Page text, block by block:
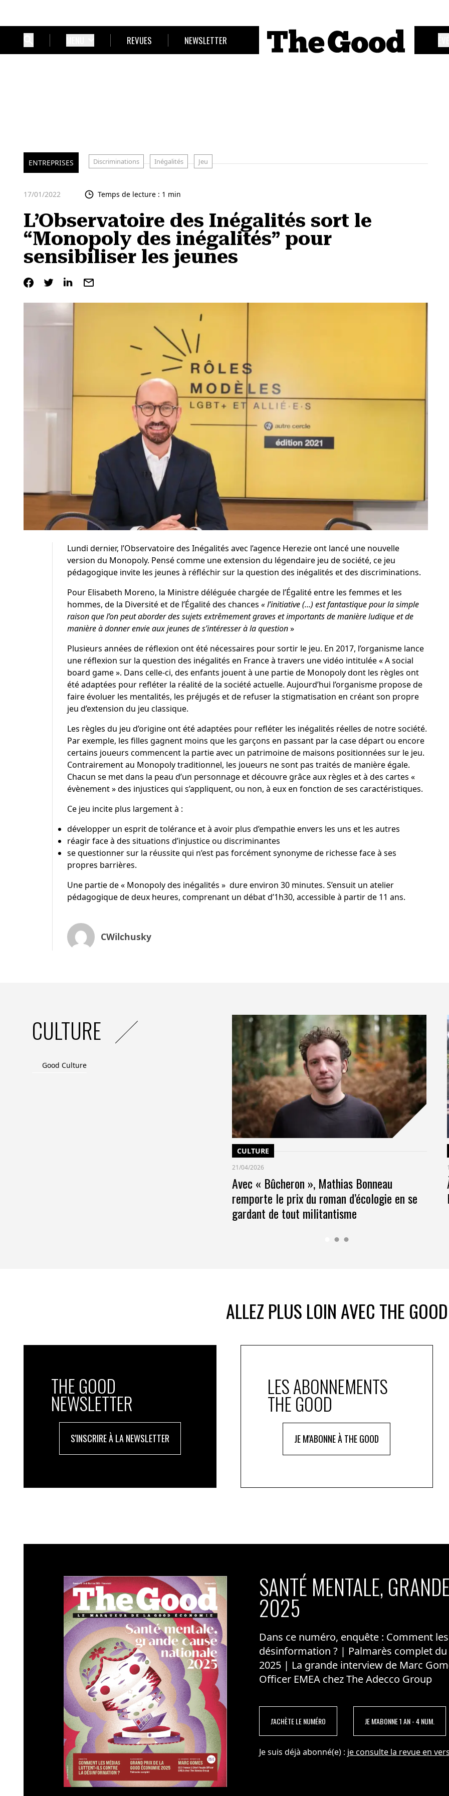
REVUES NEWSLETTER
ENTREPRISES Discriminations Inégalités Jeu
17/01/2022 Temps de lecture : 1 min
L’Observatoire des Inégalités sort le
“Monopoly des inégalités” pour
sensibiliser les jeunes
Lundi dernier, l’Observatoire des Inégalités avec l’agence Herezieont lancé une nouvelle
version du Monopoly. Pensé comme une extension du légendaire jeu de société, ce jeu
pédagogique invite les jeunes à réfléchir sur la question des inégalités et des discriminations.
Pour Elisabeth Moreno, la Ministre déléguée chargée de l’Égalité entre les femmes et les
hommes, de la Diversité et de l’Égalité des chances «l’initiative (…) est fantastique pour la simple
raison que l’on peut aborder des sujets extrêmement graves et importants de manière ludique et de
manière à donner envie aux jeunes de s’intéresser à la question»
Plusieurs années de réflexion ont été nécessaires pour sortir le jeu. En 2017, l’organisme lance
une réflexion sur la question des inégalités en France à travers une vidéo intitulée «A social
board game». Dans celle-ci, des enfants jouent à une partie de Monopoly dont les règles ont
été adaptées pour refléter la réalité de la société actuelle. Aujourd’hui l’organisme propose de
faire évoluer les mentalités, les préjugés et de refuser la stigmatisation en créant son propre
jeu d’extension du jeu classique.
Les règles du jeu d’origine ont été adaptées pour refléter les inégalités réelles de notre société.
Par exemple, les filles gagnent moins que les garçons en passant par la case départ ou encore
certains joueurs commencent la partie avec un patrimoine de maisons positionnées sur le jeu.
Contrairement au Monopoly traditionnel, les joueurs ne sont pas traités de manière égale.
Chacun se met dans la peau d’un personnage et découvre grâce aux règles et à des cartes «
évènement » des injustices qui s’appliquent, ou non, à eux en fonction de ses caractéristiques.
Ce jeu incite plus largement à :
développer un esprit de tolérance et à avoir plus d’empathie envers les uns et les autres
réagir face à des situations d’injustice ou discriminantes
se questionner sur la réussite qui n’est pas forcément synonyme de richesse face à ses
propres barrières.
Une partie de « Monopoly des inégalités » dure environ 30 minutes. S’ensuit un atelier
pédagogique de deux heures, comprenant un débat d’1h30, accessible à partir de 11 ans.
CWilchusky
CULTURE
Good Culture
CULTURE
21/04/2026
Avec « Bûcheron », Mathias Bonneau
remporte le prix du roman d’écologie en se
gardant de tout militantisme
ALLEZ PLUS LOIN AVEC THE GOOD
THE GOOD
NEWSLETTER
S'INSCRIRE À LA NEWSLETTER
LES ABONNEMENTS
THE GOOD
JE M'ABONNE À THE GOOD
SANTÉ MENTALE,
2025
Dans ce numéro, enquête : Comment
désinformation ? | Palmarès complet
2025 | La grande interview de Marc
Officer EMEA chez The Adecco Group
J'ACHÈTE LE NUMÉRO JE M'ABONNE 1 AN - 4 NUM.
Je suis déjà abonné(e) : je consulte la revue en